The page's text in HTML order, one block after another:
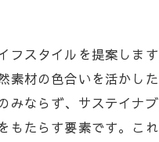
スタイルを提案しま
材の色合いを活かし
ならず、サステイナ
たらす要素です。こ